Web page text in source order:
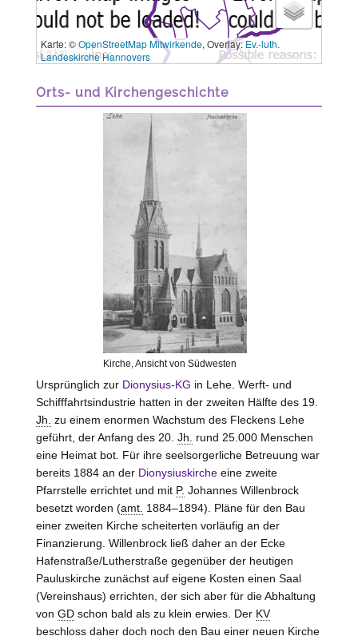
3 km
Karte: ©OpenStreetMap Mitwirkende, Overlay: Ev.-luth.
Landeskirche Hannovers
Orts- und Kirchengeschichte
Kirche, Ansicht von Südwesten
Ursprünglich zur Dionysius-KG in Lehe. Werft- und
Schifffahrtsindustrie hatten in der zweiten Hälfte des 19.
Jh. zu einem enormen Wachstum des Fleckens Lehe
geführt, der Anfang des 20. Jh. rund 25.000 Menschen
eine Heimat bot. Für ihre seelsorgerliche Betreuung war
bereits 1884 an der Dionysiuskircheeine zweite
Pfarrstelle errichtet und mit P. Johannes Willenbrock
besetzt worden (amt. 1884–1894). Pläne für den Bau
einer zweiten Kirche scheiterten vorläufig an der
Finanzierung. Willenbrock ließ daher an der Ecke
Hafenstraße/Lutherstraße gegenüber der heutigen
Pauluskirche zunächst auf eigene Kosten einen Saal
(Vereinshaus) errichten, der sich aber für die Abhaltung
von GDschon bald als zu klein erwies. Der KV
beschloss daher doch noch den Bau einer neuen Kirche